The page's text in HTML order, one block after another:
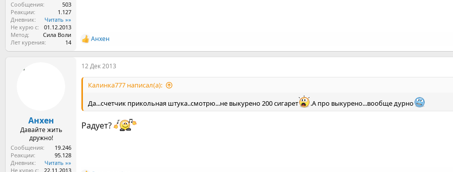
Сообщения
503
Реакции
1.127
Дневник
Читать »»
Не курю с
01.12.2013
Метод
Сила Воли
Лет курения
14
Р
е
а
к
Анхен
Анхен
Давайте жить
дружно!
Сообщения
19.246
Реакции
95.128
Дневник
Читать »»
Не курю с
22.11.2013
12 Дек 2013
Калинка777 написал(а):
Да...счетчик прикольная штука..смотрю...не выкурено 200 сигарет
.А про выкурено...вообще дурно
Радует?